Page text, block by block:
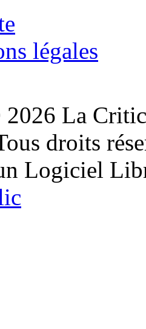
légales
La
droits
Logiciel